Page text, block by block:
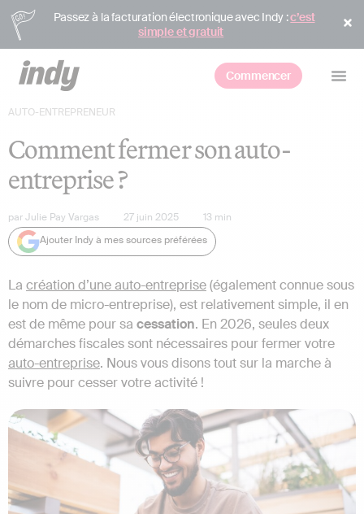
Passez à la facturation électronique avec Indy :c’est
simple et gratuit
Commencer
AUTO-ENTREPRENEUR
Comment fermer son auto-
entreprise ?
parJulie Pay Vargas 27 juin 2025 13 min
Ajouter Indy à mes sources préférées
La création d’une auto-entreprise(également connue sous
le nom de micro-entreprise), est relativement simple, il en
est de même pour sa cessation. En 2026, seules deux
démarches fiscales sont nécessaires pour fermer votre
auto-entreprise. Nous vous disons tout sur la marche à
suivre pour cesser votre activité !